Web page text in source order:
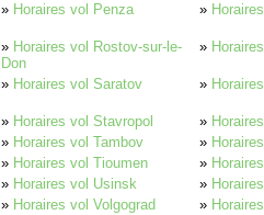
» Horaires vol Penza »
» Horaires vol Rostov-sur-le-
Don
»
» Horaires vol Saratov »
» Horaires vol Stavropol »
» Horaires vol Tambov »
» Horaires vol Tioumen »
» Horaires vol Usinsk »
» Horaires vol Volgograd »